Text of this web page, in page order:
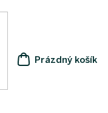
NÁKUPNÍ
Prázdný košík